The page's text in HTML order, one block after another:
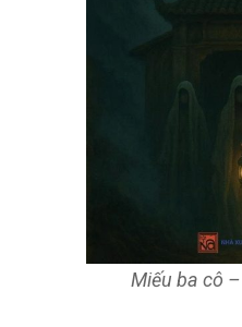
Miếu ba cô